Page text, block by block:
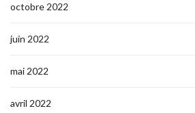
octobre 2022
juin 2022
mai 2022
avril 2022